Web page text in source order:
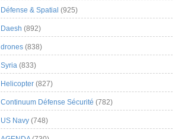
Défense & Spatial (925)
Daesh (892)
drones (838)
Syria (833)
Helicopter (827)
Continuum Défense Sécurité (782)
US Navy (748)